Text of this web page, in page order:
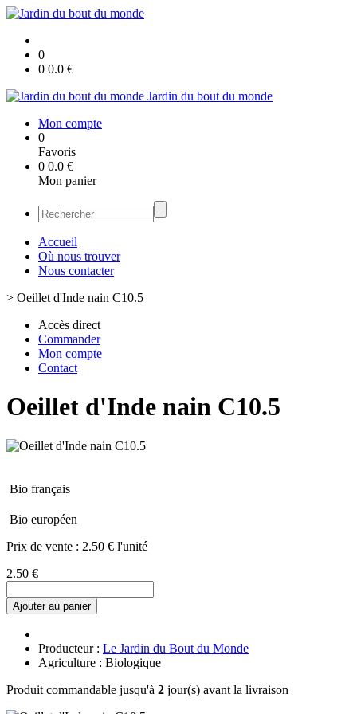
0
0 0.0 €
Jardin du bout du monde
Mon compte
0
Favoris
0 0.0 €
Mon panier
Accueil
Où nous trouver
Nous contacter
> Oeillet d'Inde nain C10.5
Accès direct
Commander
Mon compte
Contact
Oeillet d'Inde nain C10.5
Bio français
Bio européen
Prix de vente : 2.50 € l'unité
2.50 €
Ajouter au panier
Producteur : Le Jardin du Bout du Monde
Agriculture : Biologique
Produit commandable jusqu'à 2 jour(s) avant la livraison